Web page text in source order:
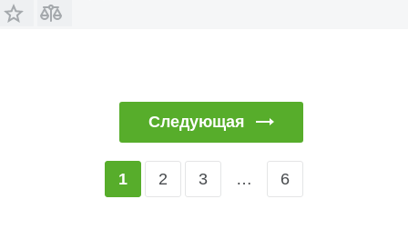
Следующая
1 2 3 … 6